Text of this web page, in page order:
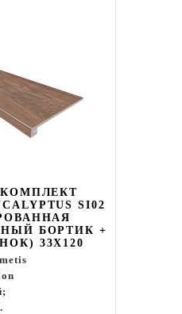
SI02
БОРТИК +
33X120